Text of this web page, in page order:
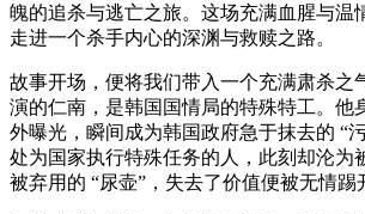
魄的追杀与逃亡之旅。这场充满血腥与温
走进一个杀手内心的深渊与救赎之路。
故事开场，便将我们带入一个充满肃杀之
演的仁南，是韩国国情局的特殊特工。他
外曝光，瞬间成为韩国政府急于抹去的 “
处为国家执行特殊任务的人，此刻却沦为
被弃用的 “尿壶”，失去了价值便被无情踢